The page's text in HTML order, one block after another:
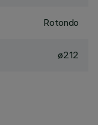
Rotondo
ø212